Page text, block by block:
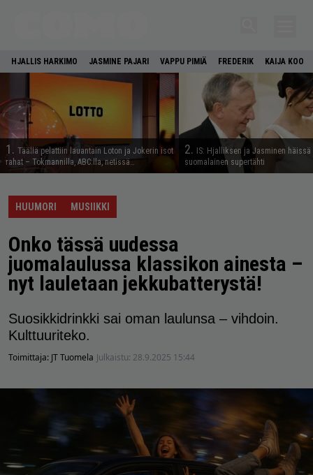
HJALLIS HARKIMO JASMINE PAJARI VAPPU PIMIÄ FREDERIK KAIJA KOO
1. Täällä pelattiin lauantain Loton ja Jokerin isot
rahat – Tokmannilla, ABC:lla, netissä…
2.
IS: Hjalliksen ja Jasminen häissä
suomalainen supertähti
HUUMORI MUSIIKKI
Onko tässä uudessa
juomalaulussa klassikon ainesta –
nyt lauletaan jekkubatterystä!
Suosikkidrinkki sai oman laulunsa – vihdoin.
Kulttuuriteko.
Toimittaja: JT Tuomela Julkaistu: 28.9.2025 15:44